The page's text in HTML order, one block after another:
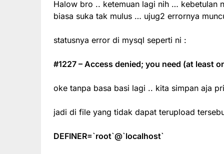
Halow bro .. ketemuan lagi nih … kebetulan
biasa suka tak mulus … ujug2 errornya
statusnya error di mysql seperti ni :
#1227 – Access denied; you need (at least
oke tanpa basa basi lagi .. kita simpan aja
jadi di file yang tidak dapat terupload
DEFINER=`root`@`localhost`